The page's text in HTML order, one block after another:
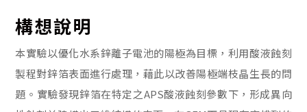
構想說明
本實驗以優化水系鋅離子電池的陽極為目標，利用酸液蝕刻
製程對鋅箔表面進行處理，藉此以改善陽極端枝晶生長的問
題。實驗發現鋅箔在特定之APS酸液蝕刻參數下，形成異向